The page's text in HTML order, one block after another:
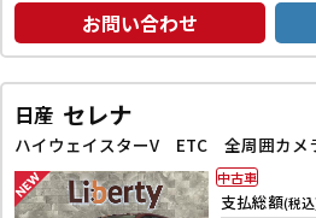
お問い合わせ
日産 セレナ
支払総額(税
中古車